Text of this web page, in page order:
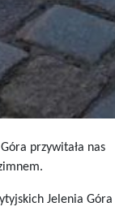
przywitała nas
Jelenia Góra